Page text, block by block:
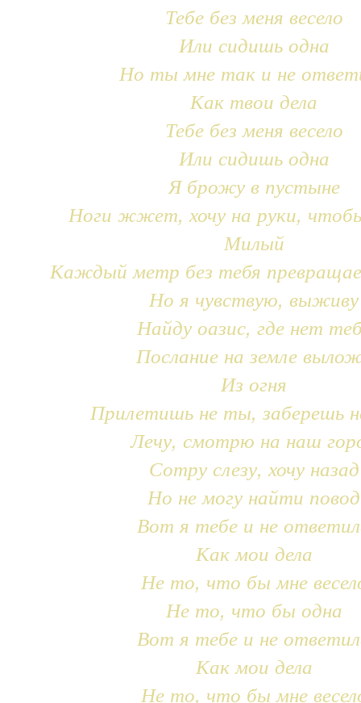
Тебе без меня весело
Или сидишь одна
Но ты мне так и не
Как твои дела
Тебе без меня весело
Или сидишь одна
Я брожу в пустыне
Ноги жжет, хочу на руки,
Милый
Каждый метр без тебя
Но я чувствую, выживу
Найду оазис, где нет
Послание на земле
Из огня
Прилетишь не ты, заберешь
Лечу, смотрю на наш
Сотру слезу, хочу назад
Но не могу найти повод
Вот я тебе и не
Как мои дела
Не то, что бы мне
Не то, что бы одна
Вот я тебе и не
Как мои дела
Не то, что бы мне